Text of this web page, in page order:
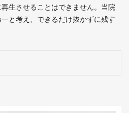
生させることはできません。当院
と考え、できるだけ抜かずに残す